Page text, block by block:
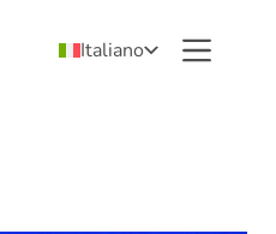
Italiano